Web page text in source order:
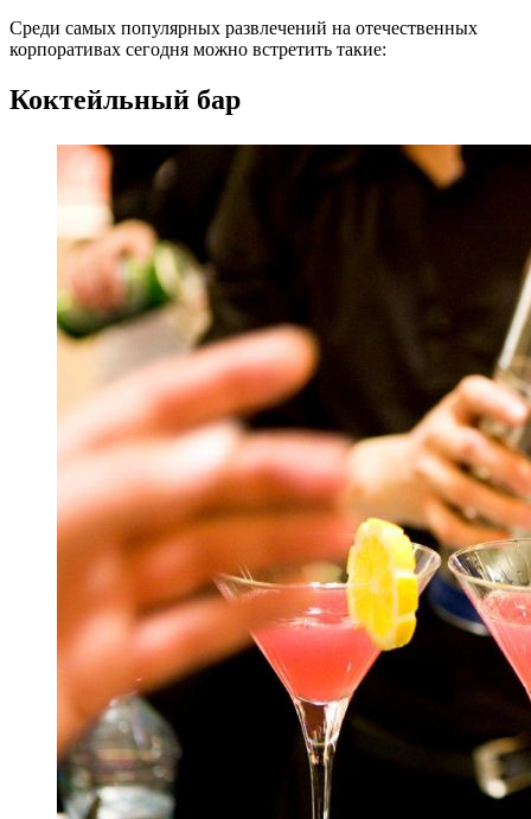
Среди самых популярных развлечений на отечественных
корпоративах сегодня можно встретить такие:
Коктейльный бар